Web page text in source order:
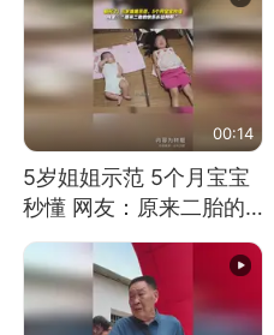
00:14
5岁姐姐示范 5个月宝宝
秒懂 网友：原来二胎的
快乐长这样